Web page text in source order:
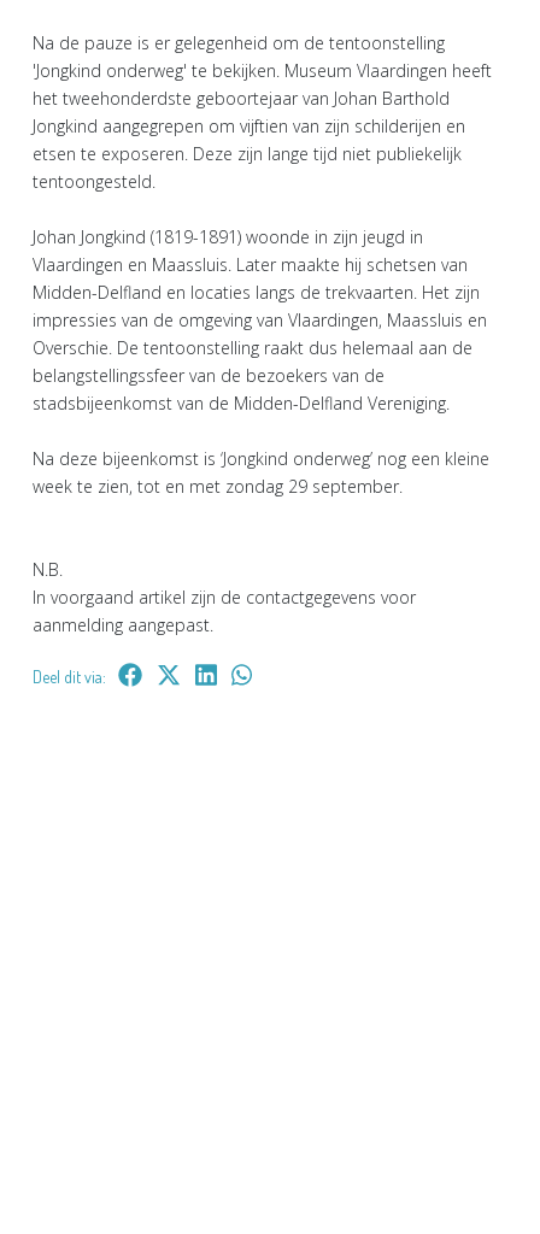
Na de pauze is er gelegenheid om de tentoonstelling
'Jongkind onderweg' te bekijken. Museum Vlaardingen heeft
het tweehonderdste geboortejaar van Johan Barthold
Jongkind aangegrepen om vijftien van zijn schilderijen en
etsen te exposeren. Deze zijn lange tijd niet publiekelijk
tentoongesteld.
Johan Jongkind (1819-1891) woonde in zijn jeugd in
Vlaardingen en Maassluis. Later maakte hij schetsen van
Midden-Delfland en locaties langs de trekvaarten. Het zijn
impressies van de omgeving van Vlaardingen, Maassluis en
Overschie. De tentoonstelling raakt dus helemaal aan de
belangstellingssfeer van de bezoekers van de
stadsbijeenkomst van de Midden-Delfland Vereniging.
Na deze bijeenkomst is ‘Jongkind onderweg’ nog een kleine
week te zien, tot en met zondag 29 september.
N.B.
In voorgaand artikel zijn de contactgegevens voor
aanmelding aangepast.
Deel dit via: